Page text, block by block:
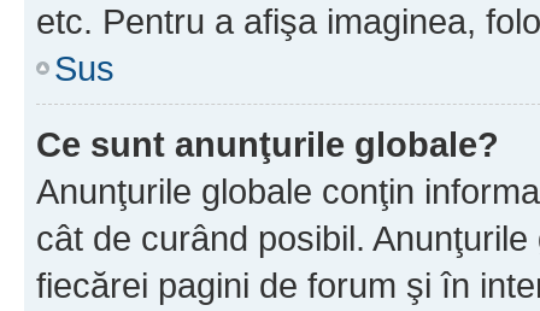
etc. Pentru a afişa imaginea,
Sus
Ce sunt anunţurile globale?
Anunţurile globale conţin
cât de curând posibil.
fiecărei pagini de forum şi în